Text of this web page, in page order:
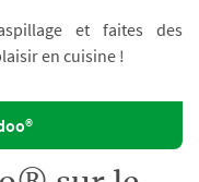
et faites des
en cuisine !